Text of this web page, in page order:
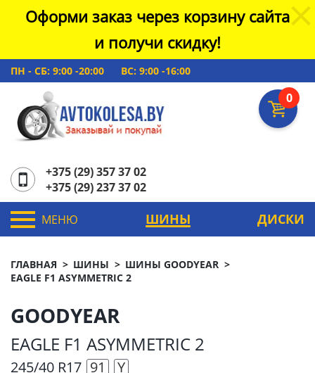
Оформи заказ через корзину сайта
и получи скидку!
ПН - СБ: 9:00 -20:00 ВС: 9:00 -16:00
0
+375 (29) 357 37 02
+375 (29) 237 37 02
МЕНЮ ШИНЫ ДИСКИ
ГЛАВНАЯ ШИНЫ
ШИНЫ GOODYEAR
EAGLE F1 ASYMMETRIC 2
GOODYEAR
EAGLE F1 ASYMMETRIC 2
245/40 R17 91 Y